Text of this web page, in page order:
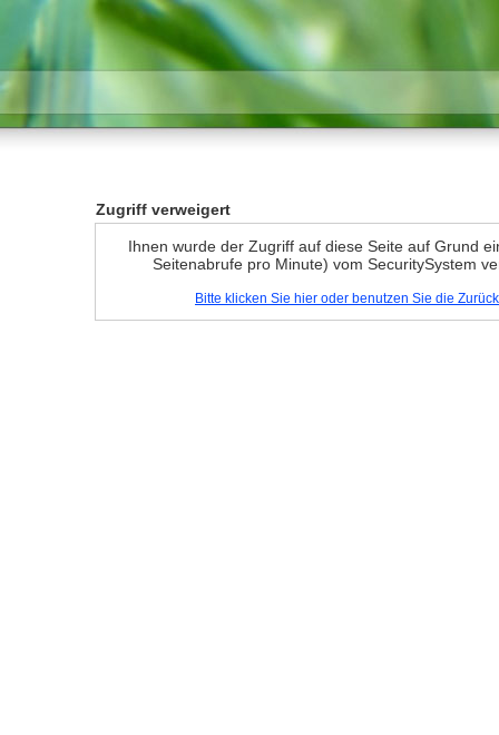
Zugriff verweigert
Ihnen wurde der Zugriff auf diese Seite auf Grund
Seitenabrufe pro Minute) vom SecuritySystem
Bitte klicken Sie hier oder benutzen Sie die